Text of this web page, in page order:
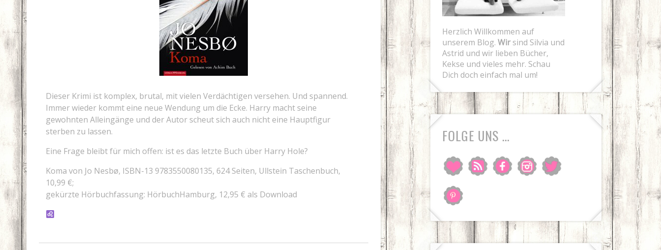
Dieser Krimi ist komplex, brutal, mit vielen Verdächtigen versehen. Und spannend.
Immer wieder kommt eine neue Wendung um die Ecke. Harry macht seine
gewohnten Alleingänge und der Autor scheut sich auch nicht eine Hauptfigur
sterben zu lassen.
Eine Frage bleibt für mich offen: ist es das letzte Buch über Harry Hole?
Koma von Jo Nesbø, ISBN-13 9783550080135, 624 Seiten, Ullstein Taschenbuch,
10,99 €;
gekürzte Hörbuchfassung: HörbuchHamburg, 12,95 € als Download
Herzlich Willkommen auf
unserem Blog.Wir sind Silvia und
Astrid und wir lieben Bücher,
Kekse und vieles mehr. Schau
Dich doch einfach mal um!
FOLGE UNS …